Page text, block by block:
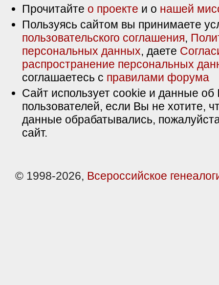
Прочитайте о проекте и о нашей
Пользуясь сайтом вы принимаете
пользовательского соглашения,
персональных данных, даете
распространение персональных
соглашаетесь с правилами форума
Сайт использует cookie и данные об
пользователей, если Вы не хотите,
данные обрабатывались,
сайт.
© 1998-2026, Всероссийское